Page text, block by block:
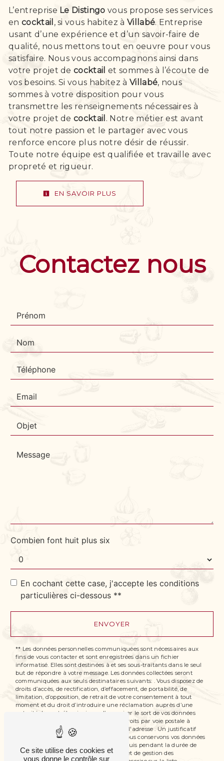
L’entreprise Le Distingo vous propose ses services
en cocktail , si vous habitez à Villabé. Entreprise
usant d’une expérience et d’un savoir-faire de
qualité, nous mettons tout en oeuvre pour vous
satisfaire. Nous vous accompagnons ainsi dans
votre projet decocktail et sommes à l’écoute de
vos besoins. Si vous habitez à Villabé, nous
sommes à votre disposition pour vous
transmettre les renseignements nécessaires à
votre projet decocktail . Notre métier est avant
tout notre passion et le partager avec vous
renforce encore plus notre désir de réussir.
Toute notre équipe est qualifiée et travaille avec
propreté et rigueur.
EN SAVOIR PLUS
Contactez nous
Combien font huit plus six
En cochant cette case, j'accepte les conditions
particulières ci-dessous **
ENVOYER
** Les données personnelles communiquées sont nécessaires aux
fins de vous contacter et sont enregistrées dans un fichier
informatisé. Elles sont destinées à et ses sous-traitants dans le seul
but de répondre à votre message. Les données collectées seront
communiquées aux seuls destinataires suivants: . Vous disposez de
droits d’accès, de rectification, d’effacement, de portabilité, de
limitation, d’opposition, de retrait de votre consentement à tout
moment et du droit d’introduire une réclamation auprès d’une
autorité de contrôle, ainsi que d’organiser le sort de vos données
post-mortem. Vous pouvez exercer ces droits par voie postale à
l'adresse ou par courrier électronique à l'adresse . Un justificatif
d'identité pourra vous être demandé. Nous conservons vos données
pendant la période de prise de contact puis pendant la durée de
prescription légale aux fins probatoires et de gestion des
Ce site utilise des cookies et
vous donne le contrôle sur